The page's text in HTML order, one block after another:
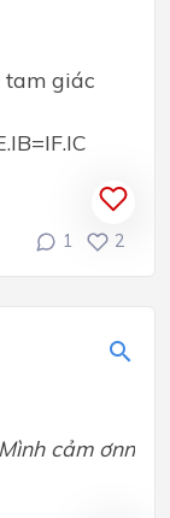
tam giác
1 2
cảm ơnn